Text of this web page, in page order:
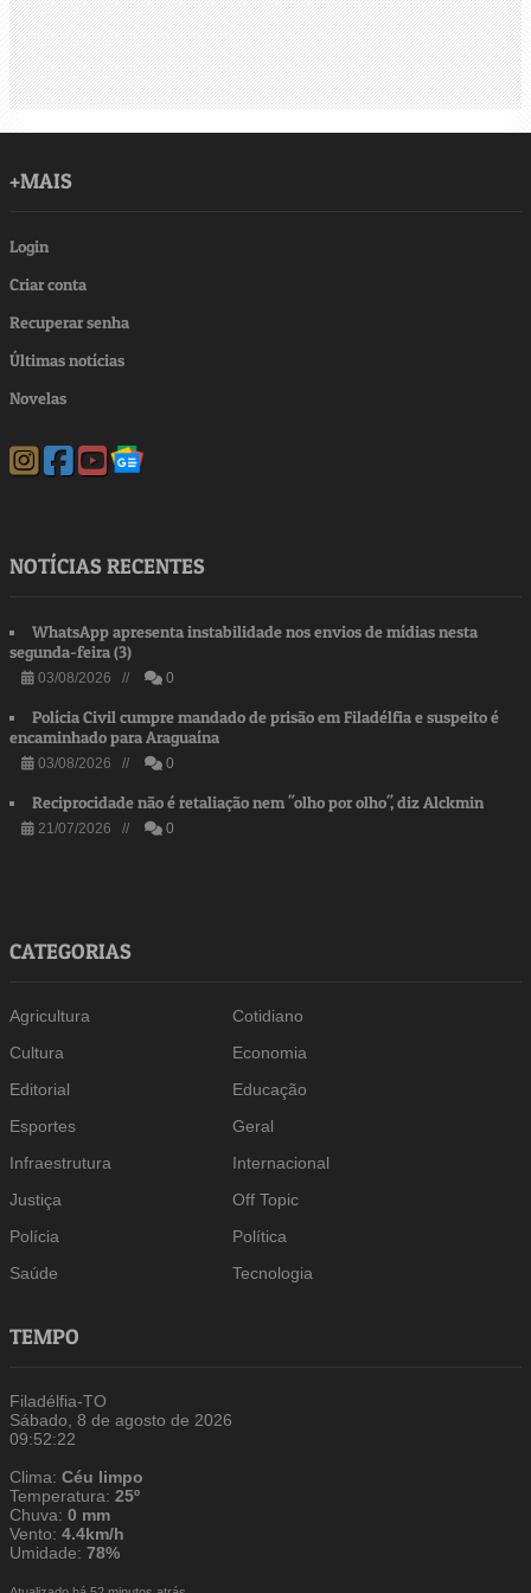
+MAIS
Login
Criar conta
Recuperar senha
Últimas notícias
Novelas
NOTÍCIAS RECENTES
WhatsApp apresenta instabilidade nos envios de mídias nesta
segunda-feira (3)
03/08/2026 // 0
Polícia Civil cumpre mandado de prisão em Filadélfia e suspeito é
encaminhado para Araguaína
03/08/2026 // 0
Reciprocidade não é retaliação nem "olho por olho", diz Alckmin
21/07/2026 // 0
CATEGORIAS
Agricultura
Cotidiano
Cultura
Economia
Editorial
Educação
Esportes
Geral
Infraestrutura
Internacional
Justiça
Off Topic
Polícia
Política
Saúde
Tecnologia
TEMPO
Filadélfia-TO
Sábado, 8 de agosto de 2026
09:52:22
Clima:Céu limpo
Temperatura:25º
Chuva:0 mm
Vento:4.4km/h
Umidade:78%